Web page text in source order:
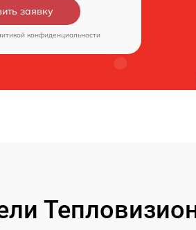
заявку
конфиденциальности